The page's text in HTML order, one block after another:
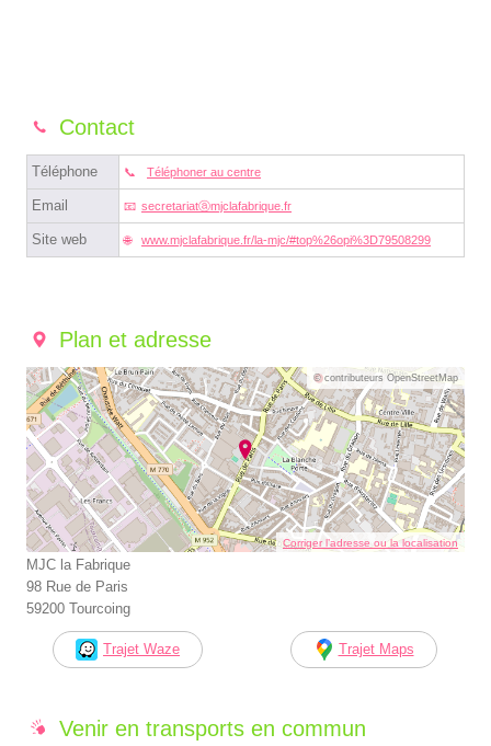
Contact
Téléphone Téléphoner au centre
Email secretariatⓐmjclafabrique.fr
Site web www.mjclafabrique.fr/la-mjc/#top%26opi%3D79508299
Plan et adresse
© contributeurs OpenStreetMap
Corriger l’adresse ou la localisation
MJC la Fabrique
98 Rue de Paris
59200 Tourcoing
Trajet Waze Trajet Maps
Venir en transports en commun